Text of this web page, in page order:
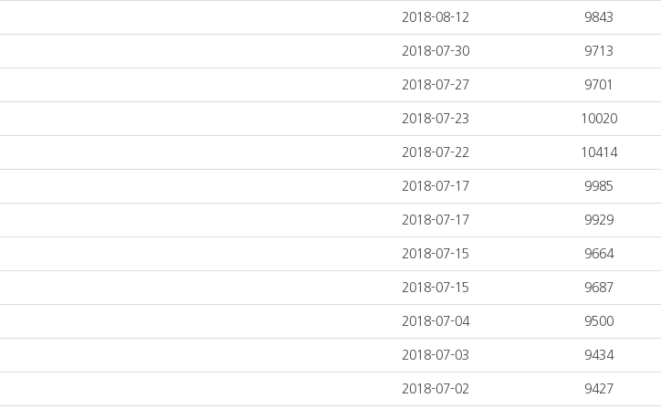
2018-08-12 9843
2018-07-30 9713
2018-07-27 9701
2018-07-23 10020
2018-07-22 10414
2018-07-17 9985
2018-07-17 9929
2018-07-15 9664
2018-07-15 9687
2018-07-04 9500
2018-07-03 9434
2018-07-02 9427